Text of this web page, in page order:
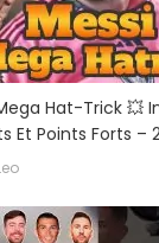
Hat-Trick 💥
Et Points Forts –